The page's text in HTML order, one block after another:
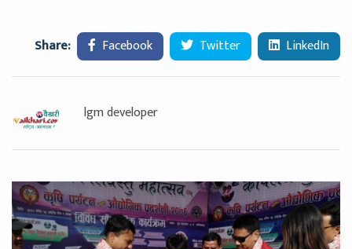
Share: Facebook Twitter LinkedIn
lgm developer